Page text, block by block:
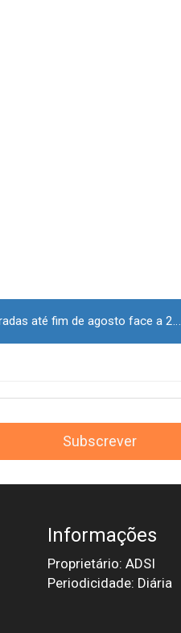
Menos 15 mortos nas estradas até fim de agosto face a 2018
Subscrever
Informações
Proprietário: ADSI
Periodicidade: Diária